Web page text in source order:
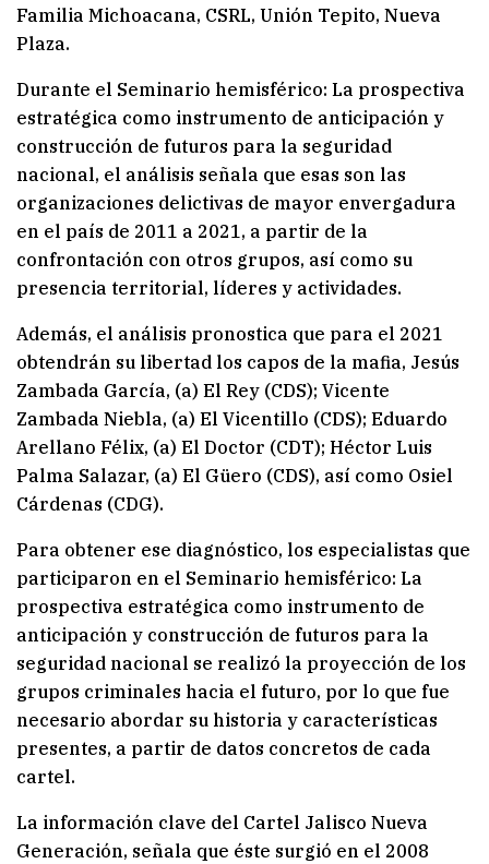
Familia Michoacana, CSRL, Unión Tepito, Nueva
Plaza.
Durante el Seminario hemisférico: La prospectiva
estratégica como instrumento de anticipación y
construcción de futuros para la seguridad
nacional, el análisis señala que esas son las
organizaciones delictivas de mayor envergadura
en el país de 2011 a 2021, a partir de la
confrontación con otros grupos, así como su
presencia territorial, líderes y actividades.
Además, el análisis pronostica que para el 2021
obtendrán su libertad los capos de la mafia, Jesús
Zambada García, (a) El Rey (CDS); Vicente
Zambada Niebla, (a) El Vicentillo (CDS); Eduardo
Arellano Félix, (a) El Doctor (CDT); Héctor Luis
Palma Salazar, (a) El Güero (CDS), así como Osiel
Cárdenas (CDG).
Para obtener ese diagnóstico, los especialistas que
participaron en el Seminario hemisférico: La
prospectiva estratégica como instrumento de
anticipación y construcción de futuros para la
seguridad nacional se realizó la proyección de los
grupos criminales hacia el futuro, por lo que fue
necesario abordar su historia y características
presentes, a partir de datos concretos de cada
cartel.
La información clave del Cartel Jalisco Nueva
Generación, señala que éste surgió en el 2008